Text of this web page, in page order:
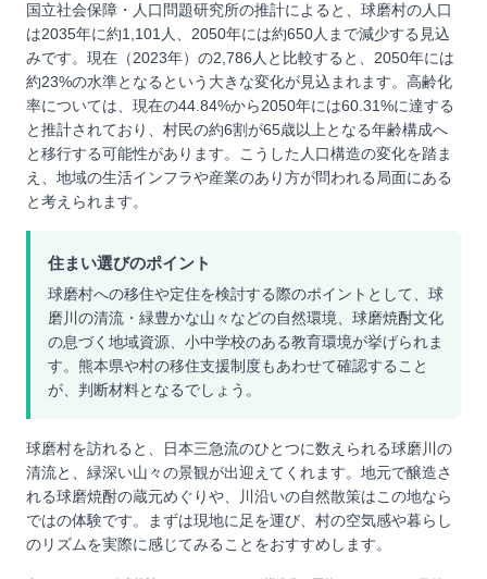
国立社会保障・人口問題研究所の推計によると、球磨村の人口
は2035年に約1,101人、2050年には約650人まで減少する見込
みです。現在（2023年）の2,786人と比較すると、2050年には
約23%の水準となるという大きな変化が見込まれます。高齢化
率については、現在の44.84%から2050年には60.31%に達する
と推計されており、村民の約6割が65歳以上となる年齢構成へ
と移行する可能性があります。こうした人口構造の変化を踏ま
え、地域の生活インフラや産業のあり方が問われる局面にある
と考えられます。
住まい選びのポイント
球磨村への移住や定住を検討する際のポイントとして、球
磨川の清流・緑豊かな山々などの自然環境、球磨焼酎文化
の息づく地域資源、小中学校のある教育環境が挙げられま
す。熊本県や村の移住支援制度もあわせて確認すること
が、判断材料となるでしょう。
球磨村を訪れると、日本三急流のひとつに数えられる球磨川の
清流と、緑深い山々の景観が出迎えてくれます。地元で醸造さ
れる球磨焼酎の蔵元めぐりや、川沿いの自然散策はこの地なら
ではの体験です。まずは現地に足を運び、村の空気感や暮らし
のリズムを実際に感じてみることをおすすめします。